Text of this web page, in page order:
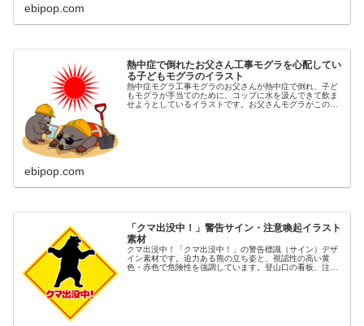
ebipop.com
熱中症で倒れたお父さん工事モグラを心配してい
る子どもモグラのイラスト
熱中症モグラ工事モグラのお父さんが熱中症で倒れ、子ど
もモグラが手当てのために、コップに水を汲んできて飲ま
せようとしているイラストです。お父さんモグラがこのま
ebipop.com
「クマ出没中！」警告サイン・注意喚起イラスト
素材
クマ出没中！「クマ出没中！」の警告標識（サイン）デザ
イン素材です。迫力ある熊の立ち姿と、視認性の高い黄
色・赤色で危険性を強調しています。登山口の看板、注意